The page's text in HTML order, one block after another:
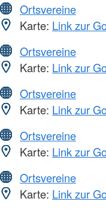
Ortsvereine
Karte: Link zur
Ortsvereine
Karte: Link zur
Ortsvereine
Karte: Link zur
Ortsvereine
Karte: Link zur
Ortsvereine
Karte: Link zur